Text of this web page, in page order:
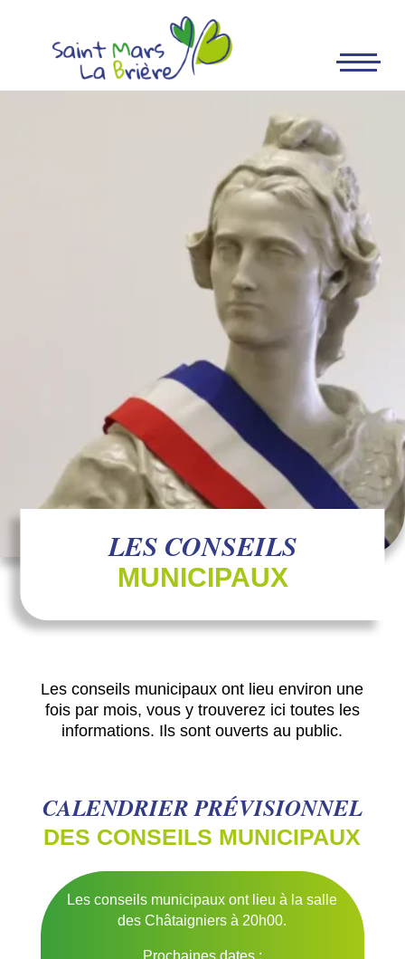
LES CONSEILS
MUNICIPAUX
Les conseils municipaux ont lieu environ une
fois par mois, vous y trouverez ici toutes les
informations. Ils sont ouverts au public.
CALENDRIER PRÉVISIONNEL
DES CONSEILS MUNICIPAUX
Les conseils municipaux ont lieu à la salle
des Châtaigniers à 20h00.
Prochaines dates :